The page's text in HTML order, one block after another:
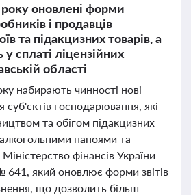
оновлені форми
і продавців
та підакцизних товарів, а
сплаті ліцензійних
області
набирають чинності нові
суб'єктів господарювання, які
та обігом підакцизних
напоями та
фінансів України
641, який оновлює форми звітів
що дозволить більш